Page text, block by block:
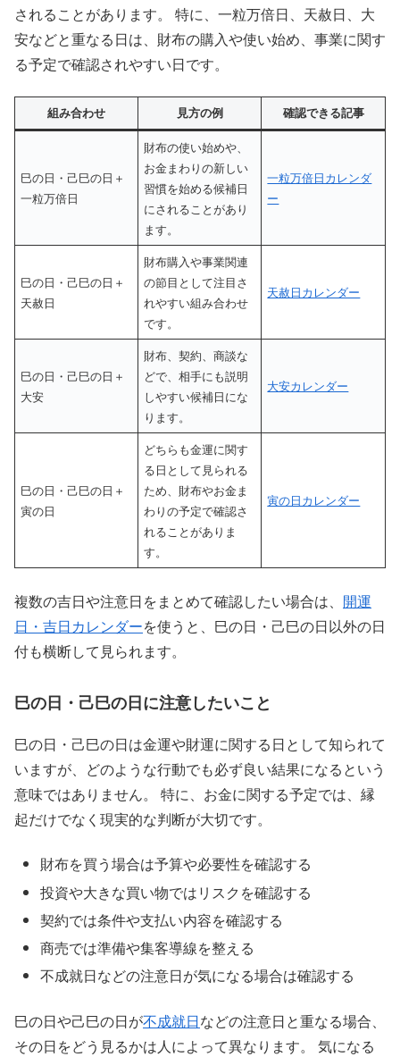
されることがあります。 特に、一粒万倍日、天赦日、大
安などと重なる日は、財布の購入や使い始め、事業に関す
る予定で確認されやすい日です。
組み合わせ 見方の例 確認できる記事
巳の日・己巳の日＋
一粒万倍日
財布の使い始めや、
お金まわりの新しい
習慣を始める候補日
にされることがあり
ます。
一粒万倍日カレンダ
ー
巳の日・己巳の日＋
天赦日
財布購入や事業関連
の節目として注目さ
れやすい組み合わせ
です。
天赦日カレンダー
巳の日・己巳の日＋
大安
財布、契約、商談な
どで、相手にも説明
しやすい候補日にな
ります。
大安カレンダー
巳の日・己巳の日＋
寅の日
どちらも金運に関す
る日として見られる
ため、財布やお金ま
わりの予定で確認さ
れることがありま
す。
寅の日カレンダー
複数の吉日や注意日をまとめて確認したい場合は、 開運
日・吉日カレンダーを使うと、巳の日・己巳の日以外の日
付も横断して見られます。
巳の日・己巳の日に注意したいこと
巳の日・己巳の日は金運や財運に関する日として知られて
いますが、どのような行動でも必ず良い結果になるという
意味ではありません。 特に、お金に関する予定では、縁
起だけでなく現実的な判断が大切です。
財布を買う場合は予算や必要性を確認する
投資や大きな買い物ではリスクを確認する
契約では条件や支払い内容を確認する
商売では準備や集客導線を整える
不成就日などの注意日が気になる場合は確認する
巳の日や己巳の日が不成就日などの注意日と重なる場合、
その日をどう見るかは人によって異なります。 気になる